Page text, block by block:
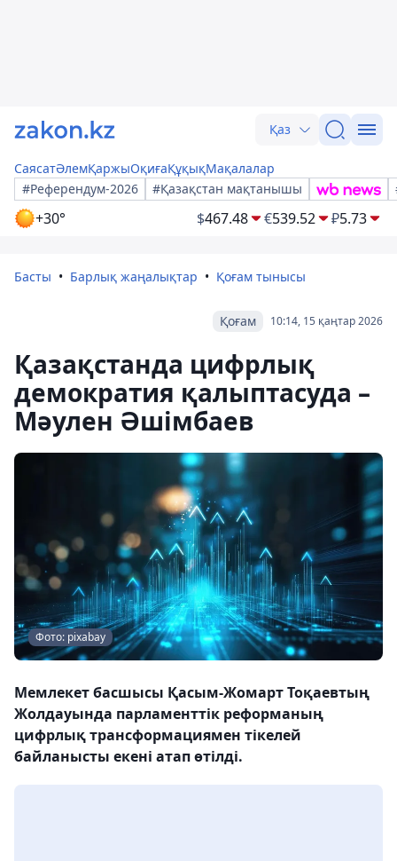
Қаз
СаясатӘлемҚаржыОқиғаҚұқықМақалалар
#Референдум-2026
#Қазақстан мақтанышы
+30° $467.48 €539.52 ₽5.73
Басты Барлық жаңалықтар Қоғам тынысы
10:14, 15 қаңтар 2026
Қоғам
Қазақстанда цифрлық
демократия қалыптасуда –
Мәулен Әшімбаев
Фото: pixabay
Мемлекет басшысы Қасым-Жомарт Тоқаевтың
Жолдауында парламенттік реформаның
цифрлық трансформациямен тікелей
байланысты екені атап өтілді.